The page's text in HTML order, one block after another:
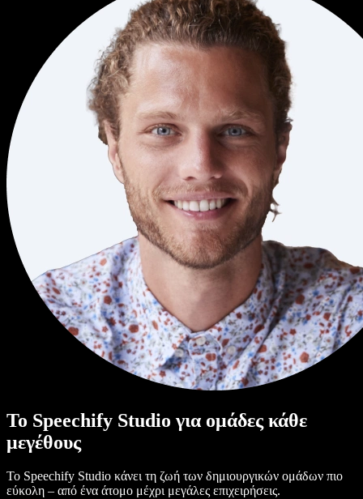
Το Speechify Studio για ομάδες κάθε
μεγέθους
Το Speechify Studio κάνει τη ζωή των δημιουργικών ομάδων πιο
εύκολη – από ένα άτομο μέχρι μεγάλες επιχειρήσεις.